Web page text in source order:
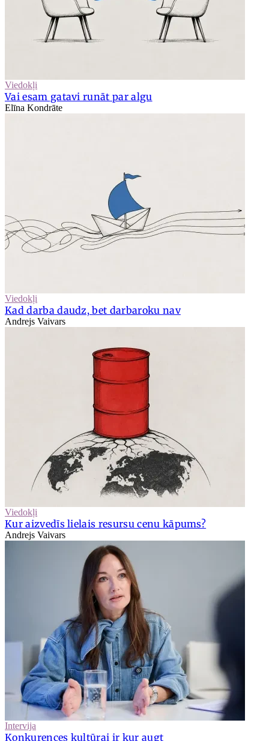
Viedokļi
Vai esam gatavi runāt par algu
Elīna Kondrāte
Viedokļi
Kad darba daudz, bet darbaroku nav
Andrejs Vaivars
Viedokļi
Kur aizvedīs lielais resursu cenu kāpums?
Andrejs Vaivars
Intervija
Konkurences kultūrai ir kur augt